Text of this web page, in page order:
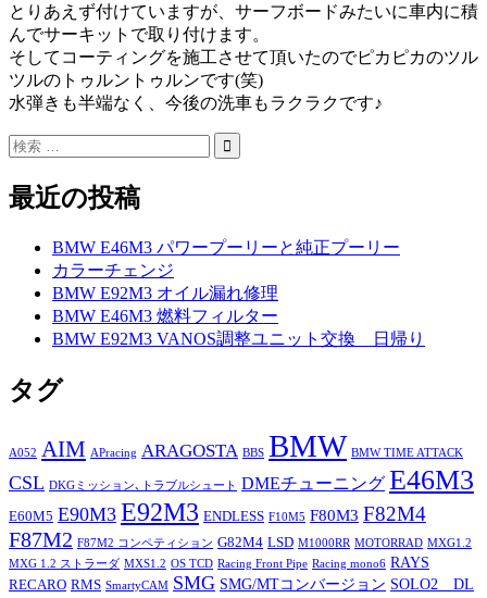
とりあえず付けていますが、サーフボードみたいに車内に積
んでサーキットで取り付けます。
そしてコーティングを施工させて頂いたのでピカピカのツル
ツルのトゥルントゥルンです(笑)
水弾きも半端なく、今後の洗車もラクラクです♪
最近の投稿
BMW E46M3 パワープーリーと純正プーリー
カラーチェンジ
BMW E92M3 オイル漏れ修理
BMW E46M3 燃料フィルター
BMW E92M3 VANOS調整ユニット交換 日帰り
タグ
A052 AIM APracing ARAGOSTA BBS BMW BMW TIME ATTACK
CSL DKGミッション､トラブルシュート DMEチューニング E46M3
E60M5 E90M3 E92M3 ENDLESS F10M5 F80M3 F82M4
F87M2 F87M2 コンペティション G82M4 LSD M1000RR MOTORRAD MXG1.2
MXG 1.2 ストラーダ MXS1.2 OS TCD Racing Front Pipe Racing mono6 RAYS
RECARO RMS SmartyCAM SMG SMG/MTコンバージョン SOLO2 DL